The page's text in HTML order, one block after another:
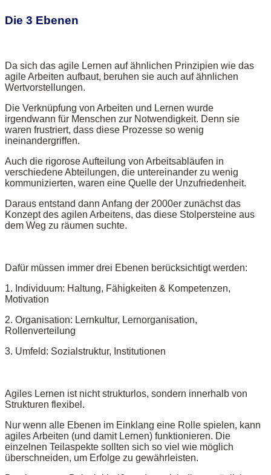
Die 3 Ebenen
Da sich das agile Lernen auf ähnlichen Prinzipien wie das
agile Arbeiten aufbaut, beruhen sie auch auf ähnlichen
Wertvorstellungen.
Die Verknüpfung von Arbeiten und Lernen wurde
irgendwann für Menschen zur Notwendigkeit. Denn sie
waren frustriert, dass diese Prozesse so wenig
ineinandergriffen.
Auch die rigorose Aufteilung von Arbeitsabläufen in
verschiedene Abteilungen, die untereinander zu wenig
kommunizierten, waren eine Quelle der Unzufriedenheit.
Daraus entstand dann Anfang der 2000er zunächst das
Konzept des agilen Arbeitens, das diese Stolpersteine aus
dem Weg zu räumen suchte.
Dafür müssen immer drei Ebenen berücksichtigt werden:
1. Individuum: Haltung, Fähigkeiten & Kompetenzen,
Motivation
2. Organisation: Lernkultur, Lernorganisation,
Rollenverteilung
3. Umfeld: Sozialstruktur, Institutionen
Agiles Lernen ist nicht strukturlos, sondern innerhalb von
Strukturen flexibel.
Nur wenn alle Ebenen im Einklang eine Rolle spielen, kann
agiles Arbeiten (und damit Lernen) funktionieren. Die
einzelnen Teilaspekte sollten sich so viel wie möglich
überschneiden, um Erfolge zu gewährleisten.